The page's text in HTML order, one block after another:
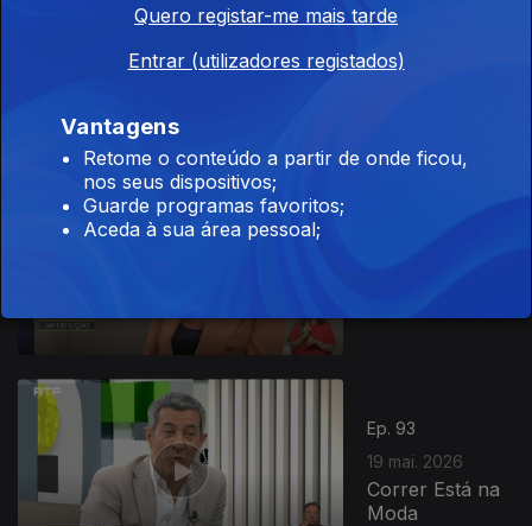
Ep. 95
21 mai. 2026
Mobilidade
Ep. 93
19 mai. 2026
Correr Está na
Moda
Quero registar-me mais tarde
Entrar (utilizadores registados)
Vantagens
Retome o conteúdo a partir de onde ficou,
nos seus dispositivos;
Guarde programas favoritos;
Aceda à sua área pessoal;